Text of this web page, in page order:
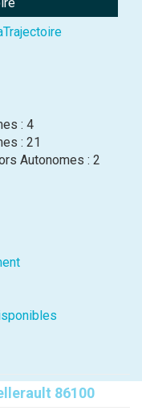
: 4
: 21
Autonomes : 2
86100